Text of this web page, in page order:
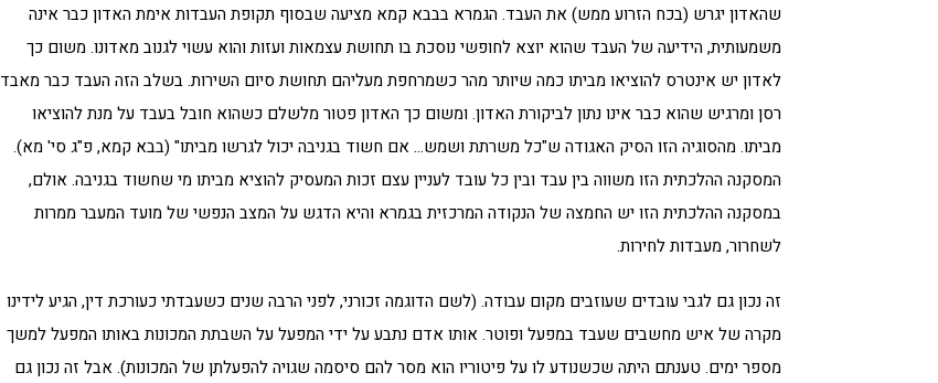
שהאדון יגרש (בכח הזרוע ממש) את העבד. הגמרא בבבא קמא מציעה שבסוף תקופת העבדות אימת האדון כבר אינה
משמעותית, הידיעה של העבד שהוא יוצא לחופשי נוסכת בו תחושת עצמאות ועזות והוא עשוי לגנוב מאדונו. משום כך
לאדון יש אינטרס להוציאו מביתו כמה שיותר מהר כשמרחפת מעליהם תחושת סיום השירות. בשלב הזה העבד כבר מאבד
רסן ומרגיש שהוא כבר אינו נתון לביקורת האדון. ומשום כך האדון פטור מלשלם כשהוא חובל בעבד על מנת להוציאו
מביתו. מהסוגיה הזו הסיק האגודה ש"כל משרתת ושמש… אם חשוד בגניבה יכול לגרשו מביתו" (בבא קמא, פ"ג סי' מא).
המסקנה ההלכתית הזו משווה בין עבד ובין כל עובד לעניין עצם זכות המעסיק להוציא מביתו מי שחשוד בגניבה. אולם,
במסקנה ההלכתית הזו יש החמצה של הנקודה המרכזית בגמרא והיא הדגש על המצב הנפשי של מועד המעבר ממרות
לשחרור, מעבדות לחירות.
זה נכון גם לגבי עובדים שעוזבים מקום עבודה. (לשם הדוגמה זכורני, לפני הרבה שנים כשעבדתי כעורכת דין, הגיע לידינו
מקרה של איש מחשבים שעבד במפעל ופוטר. אותו אדם נתבע על ידי המפעל על השבתת המכונות באותו המפעל למשך
מספר ימים. טענתם היתה שכשנודע לו על פיטוריו הוא מסר להם סיסמה שגויה להפעלתן של המכונות). אבל זה נכון גם